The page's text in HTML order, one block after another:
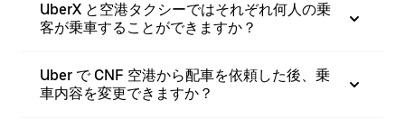
UberX と空港タクシーではそれぞれ何人の乗
客が乗車することができますか？
Uber で CNF 空港から配車を依頼した後、乗
車内容を変更できますか？